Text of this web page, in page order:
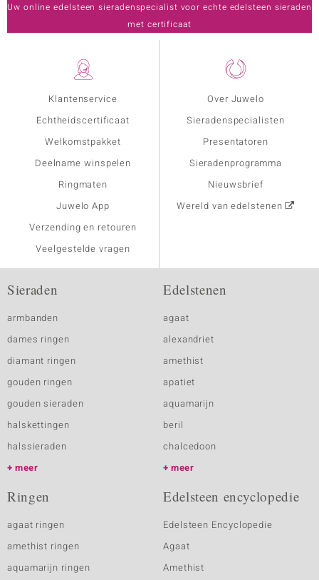
Klantenservice
Echtheidscertificaat
Welkomstpakket
Deelname winspelen
Ringmaten
Juwelo App
Verzending en retouren
Veelgestelde vragen
Over Juwelo
Sieradenspecialisten
Presentatoren
Sieradenprogramma
Nieuwsbrief
Wereld van edelstenen
Uw online edelsteen sieradenspecialist voor echte edelsteen sieraden
met certificaat
Sieraden
armbanden
dames ringen
diamant ringen
gouden ringen
gouden sieraden
halskettingen
halssieraden
meer
Edelstenen
agaat
alexandriet
amethist
apatiet
aquamarijn
beril
chalcedoon
meer
Ringen
agaat ringen
amethist ringen
aquamarijn ringen
Edelsteen encyclopedie
Edelsteen Encyclopedie
Agaat
Amethist